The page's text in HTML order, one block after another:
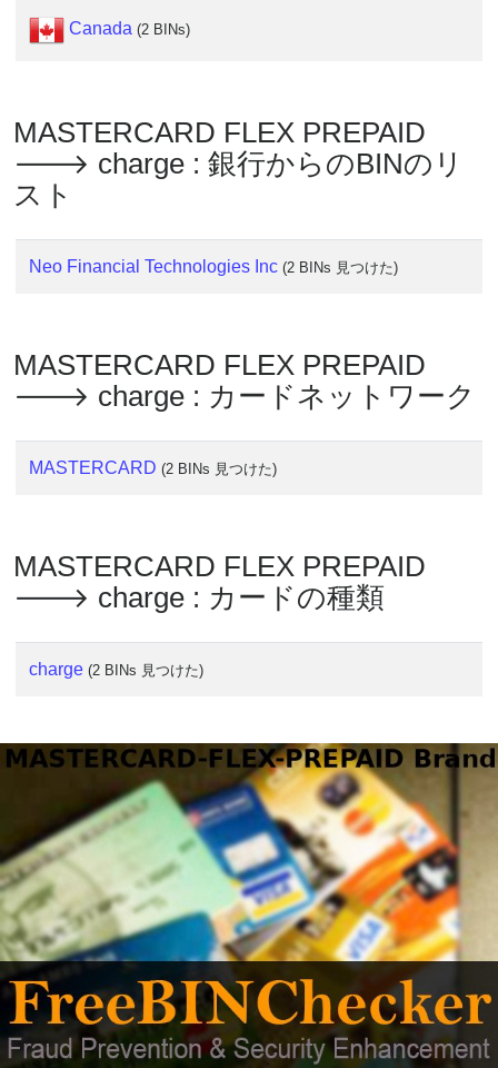
My
IP
IP
Lookup
IP
Checker
Canada (2 BINs)
MASTERCARD FLEX PREPAID
🡒 charge : 銀行からのBINのリ
スト
Neo Financial Technologies Inc (2 BINs 見つけた)
MASTERCARD FLEX PREPAID
🡒 charge : カードネットワーク
MASTERCARD (2 BINs 見つけた)
MASTERCARD FLEX PREPAID
🡒 charge : カードの種類
charge (2 BINs 見つけた)